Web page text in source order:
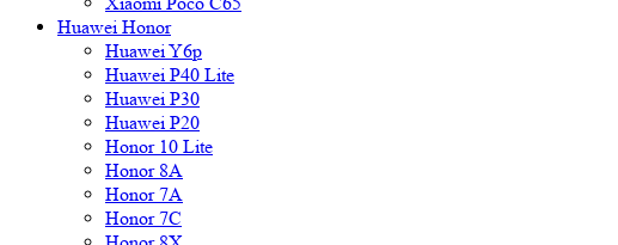
Huawei Honor
Huawei Y6p
Huawei P40 Lite
Huawei P30
Huawei P20
Honor 10 Lite
Honor 8A
Honor 7A
Honor 7C